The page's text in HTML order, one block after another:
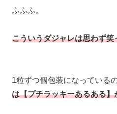
ふふふ。
こういうダジャレは思わず笑
1粒ずつ個包装になっている
は【プチラッキーあるある】